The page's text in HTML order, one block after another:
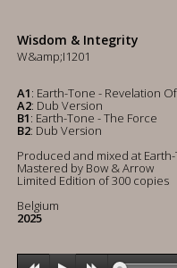
Wisdom & Integrity
W&amp;I1201
A1: Earth-Tone - Revelation
A2: Dub Version
B1: Earth-Tone - The Force
B2: Dub Version
Produced and mixed at
Mastered by Bow & Arrow
Limited Edition of 300 copies
Belgium
2025